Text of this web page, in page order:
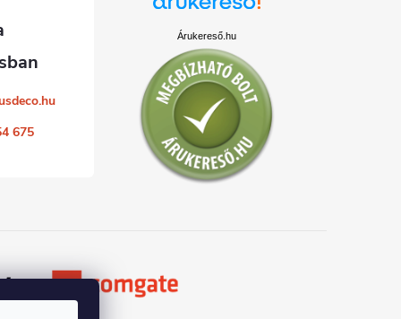
675
Árukereső.hu